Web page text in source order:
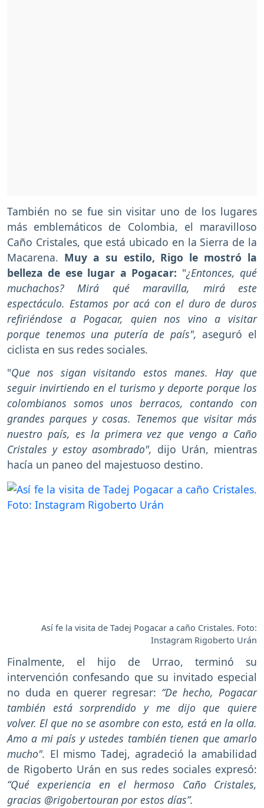
También no se fue sin visitar uno de los lugares
más emblemáticos de Colombia, el maravilloso
Caño Cristales, que está ubicado en la Sierra de la
Macarena. Muy a su estilo, Rigo le mostró la
belleza de ese lugar a Pogacar: "¿Entonces, qué
muchachos? Mirá qué maravilla, mirá este
espectáculo. Estamos por acá con el duro de duros
refiriéndose a Pogacar, quien nos vino a visitar
porque tenemos una putería de país", aseguró el
ciclista en sus redes sociales.
"Que nos sigan visitando estos manes. Hay que
seguir invirtiendo en el turismo y deporte porque los
colombianos somos unos berracos, contando con
grandes parques y cosas. Tenemos que visitar más
nuestro país, es la primera vez que vengo a Caño
Cristales y estoy asombrado", dijo Urán, mientras
hacía un paneo del majestuoso destino.
Así fe la visita de Tadej Pogacar a caño Cristales. Foto:
Instagram Rigoberto Urán
Finalmente, el hijo de Urrao, terminó su
intervención confesando que su invitado especial
no duda en querer regresar: “De hecho, Pogacar
también está sorprendido y me dijo que quiere
volver. El que no se asombre con esto, está en la olla.
Amo a mi país y ustedes también tienen que amarlo
mucho". El mismo Tadej, agradeció la amabilidad
de Rigoberto Urán en sus redes sociales expresó:
“Qué experiencia en el hermoso Caño Cristales,
gracias @rigobertouran por estos días”.